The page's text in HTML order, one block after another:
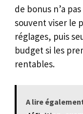
de bonus n’a
souvent viser le
réglages, puis
budget si les
rentables.
A lire